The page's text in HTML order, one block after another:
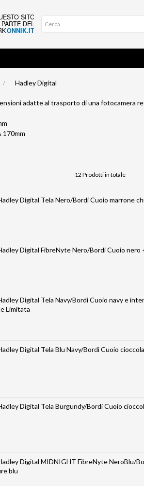
Hadley Digital
adatte al trasporto di una fotocamera
170mm
12 Prodotti in totale
Digital Tela Nero/Bordi Cuoio marrone
Digital FibreNyte Nero/Bordi Cuoio nero
Digital Tela Navy/Bordi Cuoio navy e
Limitata
Digital Tela Blu Navy/Bordi Cuoio
Digital Tela Burgundy/Bordi Cuoio
Digital MIDNIGHT FibreNyte NeroBlu/
blu